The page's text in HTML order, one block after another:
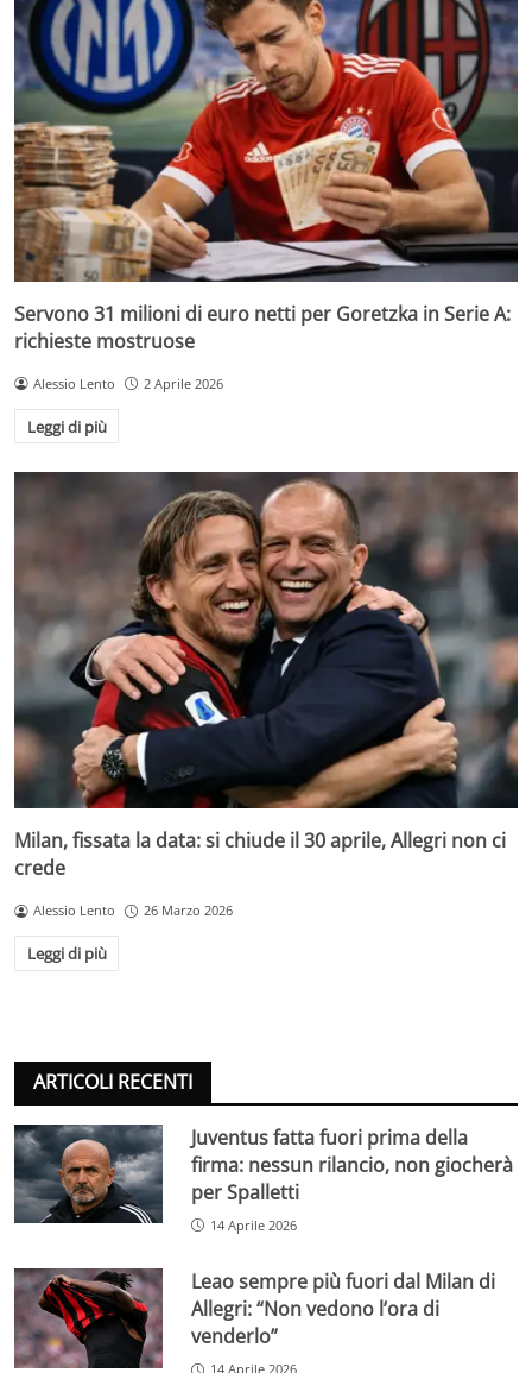
Servono 31 milioni di euro netti per Goretzka in Serie A:
richieste mostruose
Alessio Lento 2 Aprile 2026
Leggi di più
Milan, fissata la data: si chiude il 30 aprile, Allegri non ci
crede
Alessio Lento 26 Marzo 2026
Leggi di più
ARTICOLI RECENTI
Juventus fatta fuori prima della
firma: nessun rilancio, non giocherà
per Spalletti
14 Aprile 2026
Leao sempre più fuori dal Milan di
Allegri: “Non vedono l’ora di
venderlo”
14 Aprile 2026